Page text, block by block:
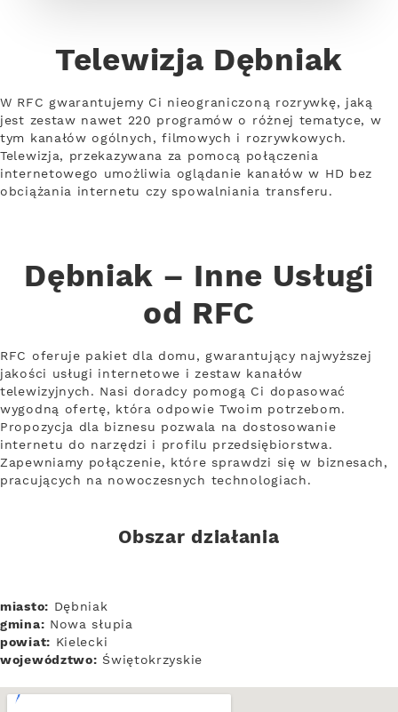
Telewizja Dębniak
W RFC gwarantujemy Ci nieograniczoną rozrywkę, jaką
jest zestaw nawet 220 programów o różnej tematyce, w
tym kanałów ogólnych, filmowych i rozrywkowych.
Telewizja, przekazywana za pomocą połączenia
internetowego umożliwia oglądanie kanałów w HD bez
obciążania internetu czy spowalniania transferu.
Dębniak – Inne Usługi
od RFC
RFC oferuje pakiet dla domu, gwarantujący najwyższej
jakości usługi internetowe i zestaw kanałów
telewizyjnych. Nasi doradcy pomogą Ci dopasować
wygodną ofertę, która odpowie Twoim potrzebom.
Propozycja dla biznesu pozwala na dostosowanie
internetu do narzędzi i profilu przedsiębiorstwa.
Zapewniamy połączenie, które sprawdzi się w biznesach,
pracujących na nowoczesnych technologiach.
Obszar działania
miasto: Dębniak
gmina: Nowa słupia
powiat: Kielecki
województwo: Świętokrzyskie